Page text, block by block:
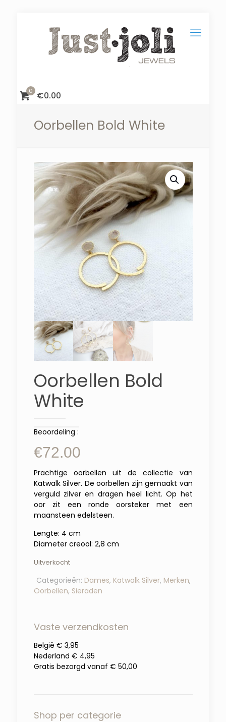
0 €0.00
Oorbellen Bold White
Oorbellen Bold
White
Beoordeling :
€72.00
Prachtige oorbellen uit de collectie van
Katwalk Silver. De oorbellen zijn gemaakt van
verguld zilver en dragen heel licht. Op het
oor zit een ronde oorsteker met een
maansteen edelsteen.
Lengte: 4 cm
Diameter creool: 2,8 cm
Uitverkocht
Categorieën: Dames, Katwalk Silver, Merken,
Oorbellen, Sieraden
Vaste verzendkosten
België € 3,95
Nederland € 4,95
Gratis bezorgd vanaf € 50,00
Shop per categorie